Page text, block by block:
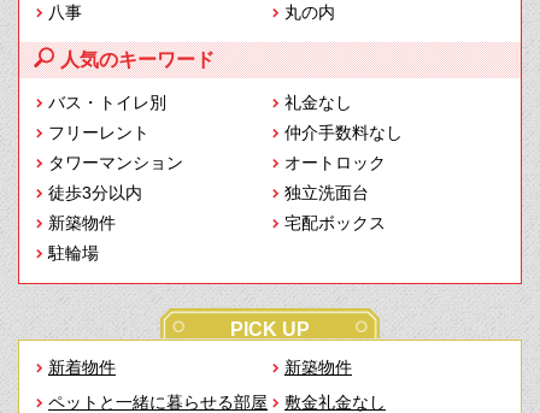
八事
丸の内
人気のキーワード
バス・トイレ別
礼金なし
フリーレント
仲介手数料なし
タワーマンション
オートロック
徒歩3分以内
独立洗面台
新築物件
宅配ボックス
駐輪場
PICK UP
新着物件
新築物件
ペットと一緒に暮らせる部屋
敷金礼金なし